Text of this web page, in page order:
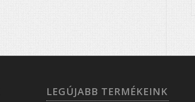
LEGÚJABB TERMÉKEINK